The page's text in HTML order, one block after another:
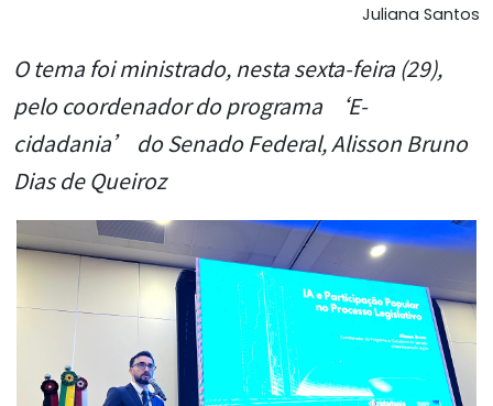
Juliana Santos
O tema foi ministrado, nesta sexta-feira (29),
pelo coordenador do programa ‘E-
cidadania’ do Senado Federal, Alisson Bruno
Dias de Queiroz